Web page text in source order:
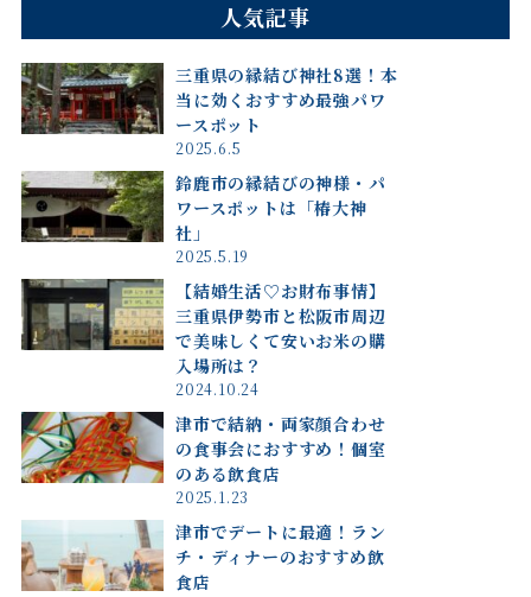
人気記事
三重県の縁結び神社8選！本
当に効くおすすめ最強パワ
ースポット
2025.6.5
鈴鹿市の縁結びの神様・パ
ワースポットは「椿大神
社」
2025.5.19
【結婚生活♡お財布事情】
三重県伊勢市と松阪市周辺
で美味しくて安いお米の購
入場所は？
2024.10.24
津市で結納・両家顔合わせ
の食事会におすすめ！個室
のある飲食店
2025.1.23
津市でデートに最適！ラン
チ・ディナーのおすすめ飲
食店